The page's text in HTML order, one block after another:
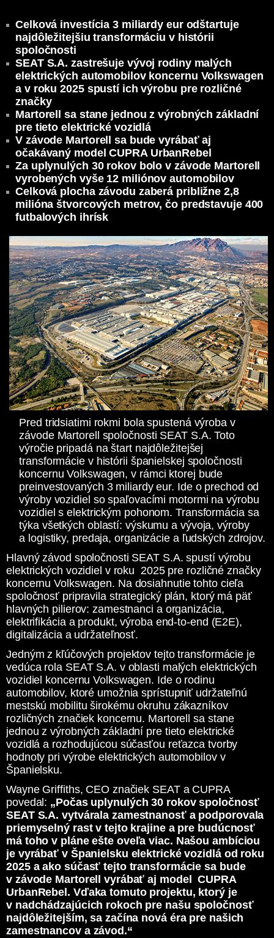
Celková investícia 3 miliardy eur odštartuje
najdôležitejšiu transformáciu v histórii
spoločnosti
SEAT S.A. zastrešuje vývoj rodiny malých
elektrických automobilov koncernu Volkswagen
a v roku 2025 spustí ich výrobu pre rozličné
značky
Martorell sa stane jednou z výrobných základní
pre tieto elektrické vozidlá
V závode Martorell sa bude vyrábať aj
očakávaný model CUPRA UrbanRebel
Za uplynulých 30 rokov bolo v závode Martorell
vyrobených vyše 12 miliónov automobilov
Celková plocha závodu zaberá približne 2,8
milióna štvorcových metrov, čo predstavuje 400
futbalových ihrísk
Pred tridsiatimi rokmi bola spustená výroba v
závode Martorell spoločnosti SEAT S.A. Toto
výročie pripadá na štart najdôležitejšej
transformácie v histórii španielskej spoločnosti
koncernu Volkswagen, v rámci ktorej bude
preinvestovaných 3 miliardy eur. Ide o prechod od
výroby vozidiel so spaľovacími motormi na výrobu
vozidiel s elektrickým pohonom. Transformácia sa
týka všetkých oblastí: výskumu a vývoja, výroby
a logistiky, predaja, organizácie a ľudských zdrojov.
Hlavný závod spoločnosti SEAT S.A. spustí výrobu
elektrických vozidiel v roku 2025 pre rozličné značky
koncernu Volkswagen. Na dosiahnutie tohto cieľa
spoločnosť pripravila strategický plán, ktorý má päť
hlavných pilierov: zamestnanci a organizácia,
elektrifikácia a produkt, výroba end-to-end (E2E),
digitalizácia a udržateľnosť.
Jedným z kľúčových projektov tejto transformácie je
vedúca rola SEAT S.A. v oblasti malých elektrických
vozidiel koncernu Volkswagen. Ide o rodinu
automobilov, ktoré umožnia sprístupniť udržateľnú
mestskú mobilitu širokému okruhu zákazníkov
rozličných značiek koncernu. Martorell sa stane
jednou z výrobných základní pre tieto elektrické
vozidlá a rozhodujúcou súčasťou reťazca tvorby
hodnoty pri výrobe elektrických automobilov v
Španielsku.
Wayne Griffiths, CEO značiek SEAT a CUPRA
povedal: „Počas uplynulých 30 rokov spoločnosť
SEAT S.A. vytvárala zamestnanosť a podporovala
priemyselný rast v tejto krajine a pre budúcnosť
má toho v pláne ešte oveľa viac. Našou ambíciou
je vyrábať v Španielsku elektrické vozidlá od roku
2025 a ako súčasť tejto transformácie sa bude
v závode Martorell vyrábať aj model CUPRA
UrbanRebel. Vďaka tomuto projektu, ktorý je
v nadchádzajúcich rokoch pre našu spoločnosť
najdôležitejším, sa začína nová éra pre našich
zamestnancov a závod.“